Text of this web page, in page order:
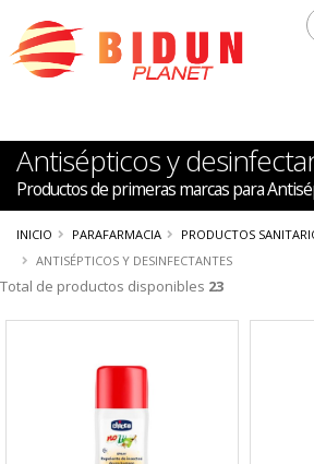
Antisépticos y
Productos de primeras marcas para
INICIO PARAFARMACIA
PRODUCTOS
ANTISÉPTICOS Y DESINFECTANTES
Total de productos disponibles 23